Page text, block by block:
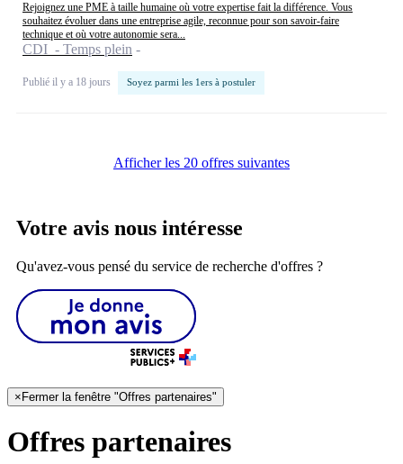
Rejoignez une PME à taille humaine où votre expertise fait la différence. Vous
souhaitez évoluer dans une entreprise agile, reconnue pour son savoir-faire
technique et où votre autonomie sera...
CDI - Temps plein
Publié il y a 18 jours Soyez parmi les 1ers à postuler
Afficher les 20 offres suivantes
Votre avis nous intéresse
Qu'avez-vous pensé du service de recherche d'offres ?
× Fermer la fenêtre "Offres partenaires"
Offres partenaires